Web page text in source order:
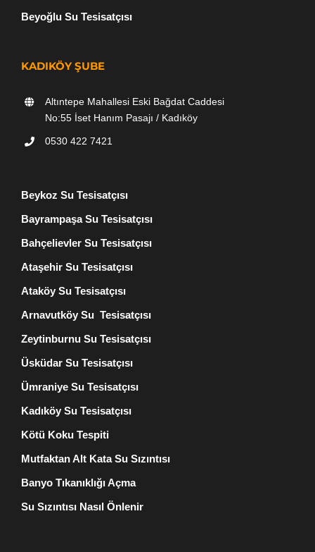
Beyoğlu Su Tesisatçısı
KADIKÖY ŞUBE
Altıntepe Mahallesi Eski Bağdat Caddesi
No:55 İset Hanım Pasajı / Kadıköy
0530 422 7421
Beykoz Su Tesisatçısı
Bayrampaşa Su Tesisatçısı
Bahçelievler Su Tesisatçısı
Ataşehir Su Tesisatçısı
Ataköy Su Tesisatçısı
Arnavutköy Su Tesisatçısı
Zeytinburnu Su Tesisatçısı
Üsküdar Su Tesisatçısı
Ümraniye Su Tesisatçısı
Kadıköy Su Tesisatçısı
Kötü Koku Tespiti
Mutfaktan Alt Kata Su Sızıntısı
Banyo Tıkanıklığı Açma
Su Sızıntısı Nasıl Önlenir